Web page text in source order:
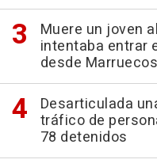
Muere un joven
intentaba entrar
desde Marruecos
Desarticulada
tráfico de
78 detenidos